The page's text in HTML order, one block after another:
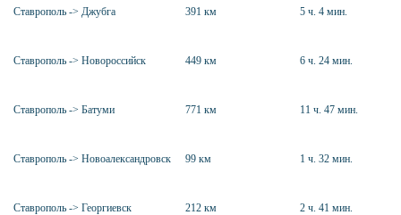
Ставрополь -> Джубга 391 км 5 ч. 4 мин.
Ставрополь -> Новороссийск 449 км 6 ч. 24 мин.
Ставрополь -> Батуми 771 км 11 ч. 47 мин.
Ставрополь -> Новоалександровск 99 км 1 ч. 32 мин.
Ставрополь -> Георгиевск 212 км 2 ч. 41 мин.